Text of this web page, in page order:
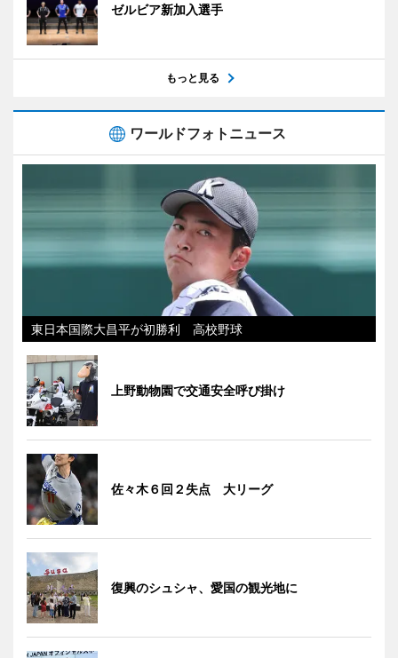
ゼルビア新加入選手
もっと見る
ワールドフォトニュース
東日本国際大昌平が初勝利 高校野球
上野動物園で交通安全呼び掛け
佐々木６回２失点 大リーグ
復興のシュシャ、愛国の観光地に